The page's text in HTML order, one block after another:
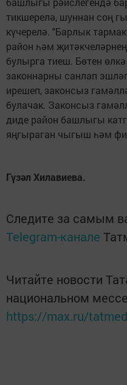
тикшерелә, шуннан соң
күчерелә. "Барлык
район һәм
булырга тиеш. Бөтен
законнарны санлап
ирешеп, законсыз
булачак. Законсыз
диде район башлыгы
яңгыраган чыгыш һәм
Гүзәл Хилавиева.
Следите за самым
Telegram-канале
Читайте новости
национальном
https://max.ru/